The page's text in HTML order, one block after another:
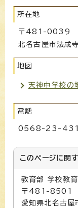
所在地
〒481-0039
北名古屋市法成
地図
天神中学校の
電話
0568-23-
このページに関
教育部 学校教育
〒481-8501
愛知県北名古